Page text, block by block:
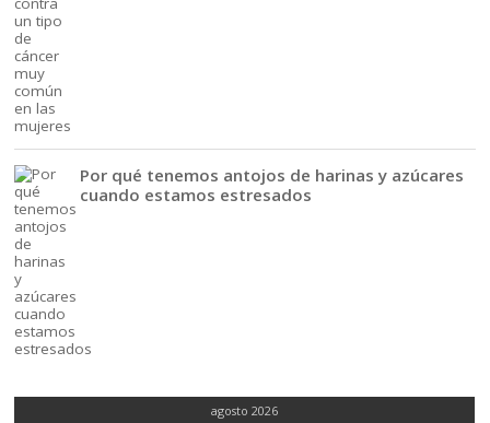
Por qué tenemos antojos de harinas y azúcares
cuando estamos estresados
agosto 2026